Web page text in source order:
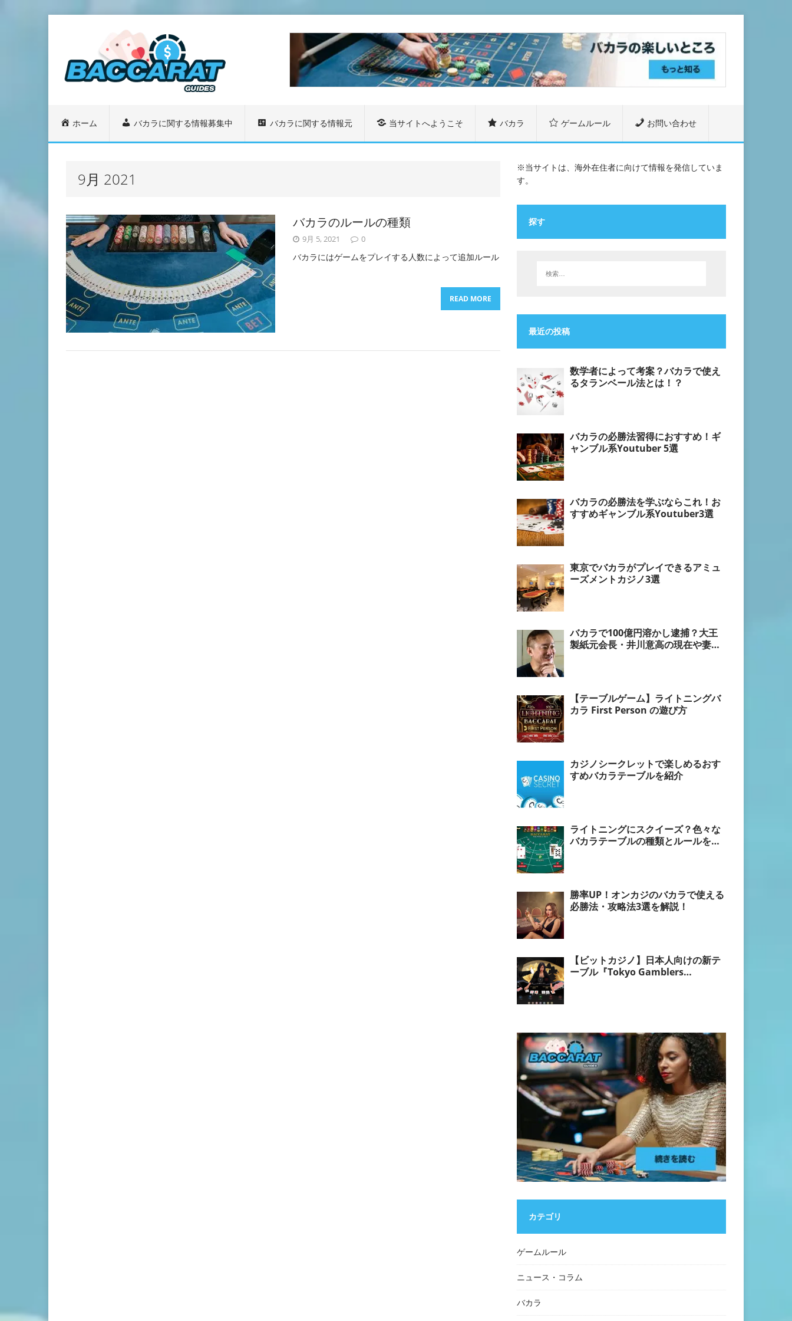
ホーム バカラに関する情報募集中 バカラに関する情報元 当サイトへようこそ バカラ ゲームルール お問い合わせ
9月 2021
バカラのルールの種類
9月 5, 2021 0
バカラにはゲームをプレイする人数によって追加ルール
READ MORE
※当サイトは、海外在住者に向けて情報を発信していま
す。
探す
最近の投稿
数学者によって考案？バカラで使え
るタランベール法とは！？
バカラの必勝法習得におすすめ！ギ
ャンブル系Youtuber 5選
バカラの必勝法を学ぶならこれ！お
すすめギャンブル系Youtuber3選
東京でバカラがプレイできるアミュ
ーズメントカジノ3選
バカラで100億円溶かし逮捕？大王
製紙元会長・井川意高の現在や妻に
【テーブルゲーム】ライトニングバ
カラ First Person の遊び方
カジノシークレットで楽しめるおす
すめバカラテーブルを紹介
ライトニングにスクイーズ？色々な
バカラテーブルの種類とルールを紹
勝率UP！オンカジのバカラで使える
必勝法・攻略法3選を解説！
【ビットカジノ】日本人向けの新テ
ーブル『Tokyo Gamblers
カテゴリ
ゲームルール
ニュース・コラム
バカラ